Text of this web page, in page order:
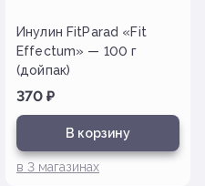
Инулин FitParad «Fit
Effectum» — 100 г
(дойпак)
370 ₽
В корзину
в 3 магазинах